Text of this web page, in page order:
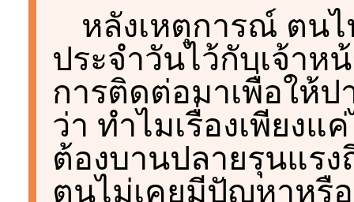
หลังเหตุการณ์ ตน
ประจำวันไว้กับเจ้า
การติดต่อมาเพื่อให้ป
ว่า ทำไมเรื่องเพียงแ
ต้องบานปลายรุนแรง
ตนไม่เคยมีปัญหาหรื